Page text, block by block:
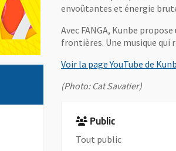
envoûtantes et énergie
Avec FANGA, Kunbe
frontières. Une musique
Voir la page YouTube de
(Photo: Cat Savatier)
Public
Tout public